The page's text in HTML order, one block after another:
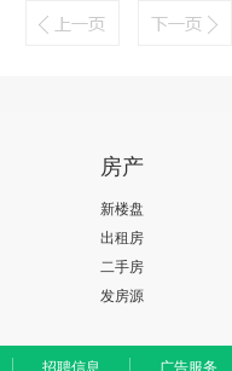
房产
新楼盘
出租房
二手房
发房源
招聘信息 广告服务